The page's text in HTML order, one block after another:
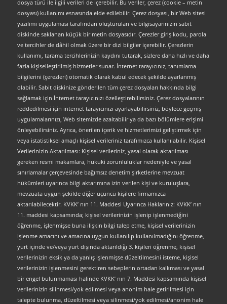
dosya türü ile ilgili verileri de içerebilir. Bu veriler, çerez (cookie – metin
dosyası) kullanımı esnasında elde edilebilir. Çerez dosyası, bir Web sitesi
yazılımı uygulaması tarafından oluşturulan ve bilgisayarınızın sabit
diskinde saklanan küçük bir metin dosyasıdır. Çerezler giriş kodu, parola
ve tercihler de dâhil olmak üzere bir dizi bilgiler içerebilir. Çerezlerin
kullanımı, tarama tercihlerinizin kaydını tutarak, sizlere daha hızlı ve daha
fazla kişiselleştirilmiş hizmetler sunar. İnternet tarayıcınız, tanımlama
bilgilerini (çerezleri) otomatik olarak kabul edecek şekilde ayarlanmış
olabilir. Sabit diskinize gönderilen tüm çerez dosyaları hakkında bilgi
sağlamak için İnternet tarayıcınızı özelleştirebilirsiniz. Çerez dosyalarının
reddedilmesi için internet tarayıcınızı ayarlayabilirsiniz, böylece geçmiş
uygulamalarınızı, Web sitemizde azaltabilir ya da bazı bölümlere erişimi
önleyebilirsiniz. Ayrıca, önerilen içerik ve hizmetlerimizi geliştirmek için
veya istatistiksel amaçlı kişisel verileriniz tarafımızca kullanılabilir. Kişisel
Verilerinizin Aktarılması: Kişisel verileriniz, yasal olarak aktarılması
gereken resmi makamlara, hukuki zorunluluklar nedeniyle ve yasal
sınırlamalar çerçevesinde bağımsız denetim şirketlerine mevzuat
hükümleri uyarınca bilgi aktarımına izin verilen kişi ve kuruluşlara,
mevzuata uygun şekilde diğer üçüncü kişilere firmamızca
aktarılabilecektir. KVKK’ nın 11. Maddesi Uyarınca Haklarınız: KVKK’ nın
11. maddesi kapsamında; kişisel verilerinizin işlenip işlenmediğini
öğrenme, işlenmişse buna ilişkin bilgi talep etme, kişisel verilerinizin
işlenme amacını ve amacına uygun kullanılıp kullanılmadığını öğrenme,
yurt içinde ve/veya yurt dışında aktarıldığı 3. kişileri öğrenme, kişisel
verilerinizin eksik ya da yanlış işlenmişse düzeltilmesini isteme, kişisel
verilerinizin işlenmesini gerektiren sebeplerin ortadan kalkması ve yasal
bir engel bulunmaması halinde KVKK’ nın 7. Maddesi kapsamında kişisel
verilerinizin silinmesi/yok edilmesi veya anonim hale getirilmesi için
talepte bulunma, düzeltilmesi veya silinmesi/yok edilmesi/anonim hale